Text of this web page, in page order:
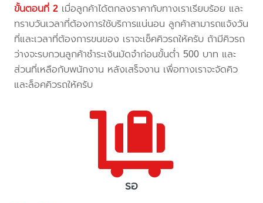
ขั้นตอนที่ 2 เมื่อลูกค้าได้ตกลงราคากับทางเราเรียบร้อย และ
ทราบวันเวลาที่ต้องการใช้บริการแน่นอน ลูกค้าสามารถแจ้งวัน
ที่และเวลาที่ต้องการขนของ เราจะเช็คคิวรถให้ครับ ถ้ามีคิวรถ
ว่างจะรบกวนลูกค้าชำระเงินมัดจำก่อนขั้นต่ำ 500 บาท และ
ส่วนที่เหลือกับพนักงาน หลังเสร็จงาน เพื่อทางเราจะจัดคิว
และล็อคคิวรถให้ครับ
รอ